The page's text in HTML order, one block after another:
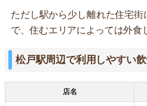
ただし駅から少し離れた住宅
で、住むエリアによっては外食
松戸駅周辺で利用しやすい
店名